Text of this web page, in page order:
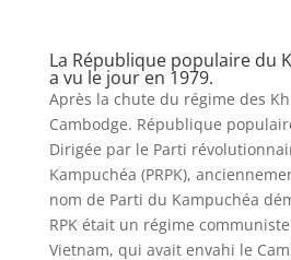
La République populaire du
a vu le jour en 1979.
Après la chute du régime des
Cambodge. République
Dirigée par le Parti
Kampuchéa (PRPK),
nom de Parti du Kampuchéa
RPK était un régime
Vietnam, qui avait envahi le